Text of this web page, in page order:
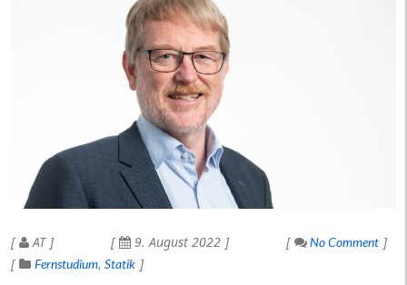
AT 9. August 2022
No Comment
Fernstudium Statik